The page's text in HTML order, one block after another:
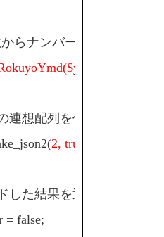
らナンバーズ4の統計情
想配列を作成
2, true, $ymd
た結果を返す
= false;